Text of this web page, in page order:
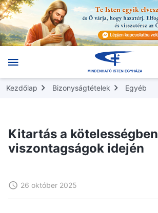
Kezdőlap Bizonyságtételek Egyéb
Kitartás a kötelességben
viszontagságok idején
26 október 2025